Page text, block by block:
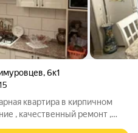
,6к1
квартира в кирпичном
, качественный ремонт ,